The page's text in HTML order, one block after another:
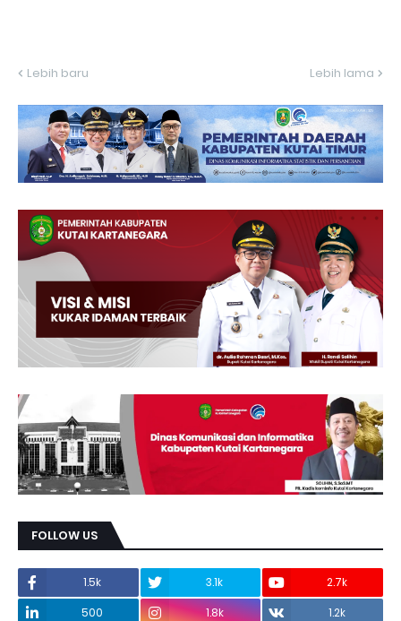
Lebih baru Lebih lama
FOLLOW US
1.5k 3.1k
2.7k
500
1.8k 1.2k